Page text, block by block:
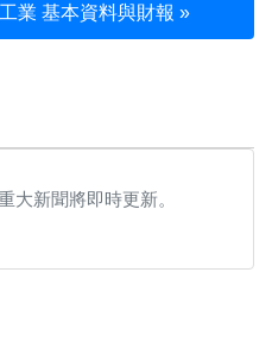
業 基本資料與財報 »
大新聞將即時更新。